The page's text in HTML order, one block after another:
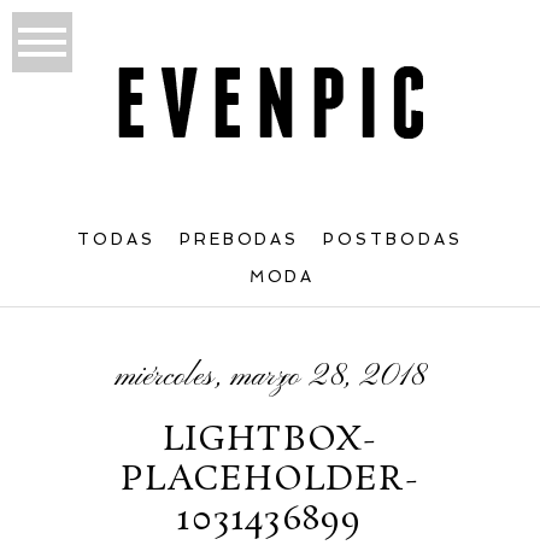
TODAS PREBODAS POSTBODAS
MODA
miércoles, marzo 28, 2018
LIGHTBOX-
PLACEHOLDER-
1031436899